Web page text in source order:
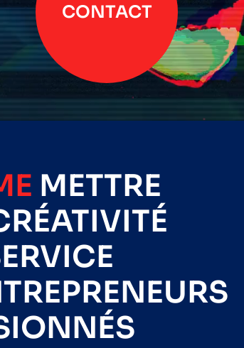
CONTACT
METTRE